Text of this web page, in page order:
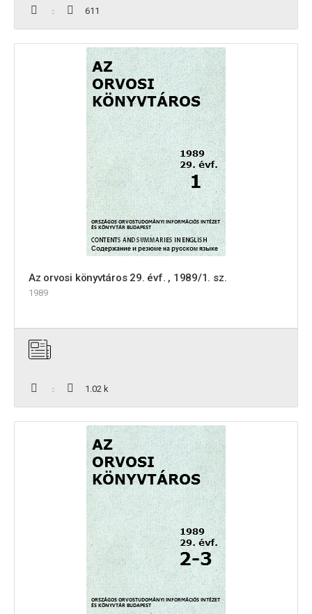
611
Az orvosi könyvtáros 29. évf. , 1989/1. sz.
1989
1.02 k